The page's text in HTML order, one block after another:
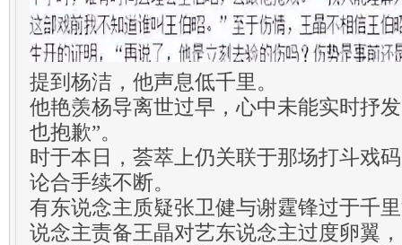
提到杨洁，他声息低千里。
他艳羡杨导离世过早，心中未能实时抒
也抱歉”。
时于本日，荟萃上仍关联于那场打斗戏
论合手续不断。
有东说念主质疑张卫健与谢霆锋过于千
说念主责备王晶对艺东说念主过度卵翼